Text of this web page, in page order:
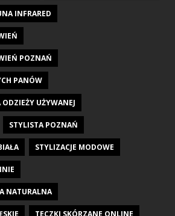
INFRARED
POZNAŃ
PANÓW
UŻYWANEJ
STYLISTA POZNAŃ
STYLIZACJE MODOWE
NATURALNA
TECZKI SKÓRZANE ONLINE